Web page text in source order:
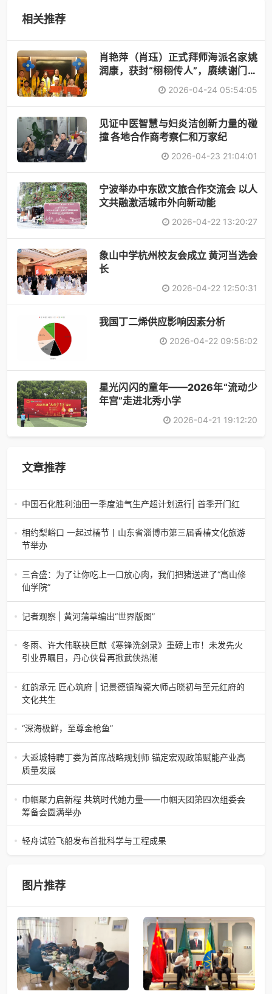
相关推荐
肖艳萍（肖珏）正式拜师海派名家姚
润康，获封“栩栩传人”，赓续谢门艺
2026-04-24 05:54:05
见证中医智慧与妇炎洁创新力量的碰
撞 各地合作商考察仁和万家纪
2026-04-23 21:04:01
宁波举办中东欧文旅合作交流会 以人
文共融激活城市外向新动能
2026-04-22 13:20:27
象山中学杭州校友会成立 黄河当选会
长
2026-04-22 12:50:31
​我国丁二烯供应影响因素分析
2026-04-22 09:56:02
星光闪闪的童年——2026年“流动少
年宫”走进北秀小学
2026-04-21 19:12:20
文章推荐
中国石化胜利油田一季度油气生产超计划运行| 首季开门红
中国石化胜利油田一季度油气生产超计划运行| 首季开门红济
南电（记者 瑞夫 胜宣）2026年一季度，中国石化胜利油田
生产原油585.86万吨，天
相约梨峪口 一起过椿节丨山东省淄博市第三届香椿文化旅游
节举办
相约梨峪口 一起过椿节丨山东省淄博市第三届香椿文化旅游
节举办济南电（记者 瑞夫）4月18日，山东省淄博市第三届
香椿文化旅游节暨党建
三合盛：为了让你吃上一口放心肉，我们把猪送进了“高山修
仙学院”
三合盛：为了让你吃上一口放心肉，我们把猪送进了“高山修
仙学院”很多人问我，现在的生鲜赛道已经卷成麻花了，为什
么三合盛的“认养一头
记者观察 | 黄河蒲草编出“世界版图”
记者观察 | 黄河蒲草编出“世界版图”山东高青农妇的30年“草
根逆袭”路济南电（记者 瑞夫 王克军 郭克烁）一根黄河滩上
的蒲草，能走多
冬雨、许大伟联袂巨献《寒锋洗剑录》重磅上市！未发先火
引业界瞩目，丹心侠骨再掀武侠热潮
【新书首发】冬雨、许大伟联袂巨献《寒锋洗剑录》重磅上
市！未发先火引业界瞩目，丹心侠骨再掀武侠热潮（文/梵
可）近日，备受业界与读者双
红韵承元 匠心筑府 | 记景德镇陶瓷大师占晓初与至元红府的
文化共生
（中国晨报头条讯）景德镇的窑火，千年不熄，淬炼出无数
陶瓷瑰宝；元代釉里红的一抹艳红，穿越七百年岁月，成为
“深海极鲜，至尊金枪鱼”
“深海极鲜，至尊金枪鱼”苏州吴中白金汉爵大酒店蓝鳍金枪鱼
开鱼品鉴仪式圆满落幕2026年4月17日，江苏省苏州市吴中
白金汉爵大酒店大
大返城特聘丁娄为首席战略规划师 锚定宏观政策赋能产业高
质量发展
2026年4月16日，大返城（浙江）科技有限公司隆重举行签
约仪式，正式特聘丁娄先生担任公司首席战略规划师。此次
强强联合，是大返城集团深度
巾帼聚力启新程 共筑时代她力量——巾帼天团第四次组委会
筹备会圆满举办
巾帼聚力启新程 共筑时代她力量——巾帼天团第四次组委会
筹备会圆满举办2026年4月15日，巾帼天团第四次组委会筹
轻舟试验飞船发布首批科学与工程成果
果。据中国科学院微小卫星
图片推荐